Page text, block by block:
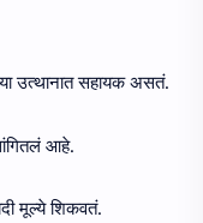
उत्थानात सहायक असतं.
आहे.
मूल्ये शिकवतं.